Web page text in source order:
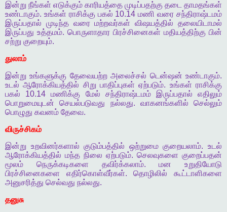
இன்று நீங்கள் எடுக்கும் காரியத்தை முடிப்பதற்கு தடை
தாமதங்கள்
உண்டாகும். உங்கள் ராசிக்கு பகல் 10.14மணி வரை சந்திராஷ்டமம்
இருப்பதால் முடிந்த வரை மற்றவர்கள் விஷயத்தில் தலையிடாமல்
இருப்பது உத்தமம். பொருளாதார பிரச்சினைகள் மதியத்திற்கு பின்
சற்று குறையும்.
துலாம்
இன்று உங்களுக்கு தேவையற்ற அலைச்சல் டென்ஷன் உண்டாகும்.
உடல் ஆரோக்கியத்தில் சிறு பாதிப்புகள் ஏற்படும். உங்கள் ராசிக்கு
பகல் 10.14மணிக்கு மேல் சந்திராஷ்டமம் இருப்பதால்
எதிலும்
பொறுமையுடன்
செயல்படுவது நல்லது. வாகனங்களில்
செல்லும்
பொழுது கவனம் தேவை.
விருச்சிகம்
இன்று உறவினர்களால் குடும்பத்தில் ஒற்றுமை குறையலாம்.உடல்
ஆரோக்கியத்தில் மந்த நிலை ஏற்படும். செலவுகளை குறைப்பதன்
மூலம்
நெருக்கடிகளை தவிர்க்கலாம்.மன
உறுதியோடு
பிரச்சினைகளை
எதிர்கொள்வீர்கள்.தொழிலில்
கூட்டாளிகளை
அனுசரித்து செல்வது நல்லது.
தனுசு